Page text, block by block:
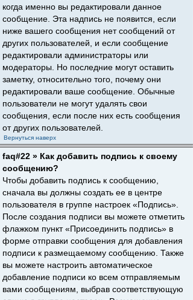
когда именно вы редактировали данное
сообщение. Эта надпись не появится, если
ниже вашего сообщения нет сообщений от
других пользователей, и если сообщение
редактировали администраторы или
модераторы. Но последние могут оставить
заметку, относительно того, почему они
редактировали ваше сообщение. Обычные
пользователи не могут удалять свои
сообщения, если после них есть сообщения
от других пользователей.
Вернуться наверх
faq#22 » Как добавить подпись к своему
сообщению?
Чтобы добавить подпись к сообщению,
сначала вы должны создать ее в центре
пользователя в группе настроек «Подпись».
После создания подписи вы можете отметить
флажком пункт «Присоединить подпись» в
форме отправки сообщения для добавления
подписи к размещаемому сообщению. Также
вы можете настроить автоматическое
добавление подписи ко всем отправляемым
вами сообщениям, выбрав соответствующую